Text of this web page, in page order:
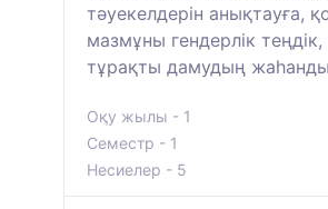
тәуекелдерін анықтауға,
мазмұны гендерлік
тұрақты дамудың
Оқу жылы - 1
Семестр - 1
Несиелер - 5